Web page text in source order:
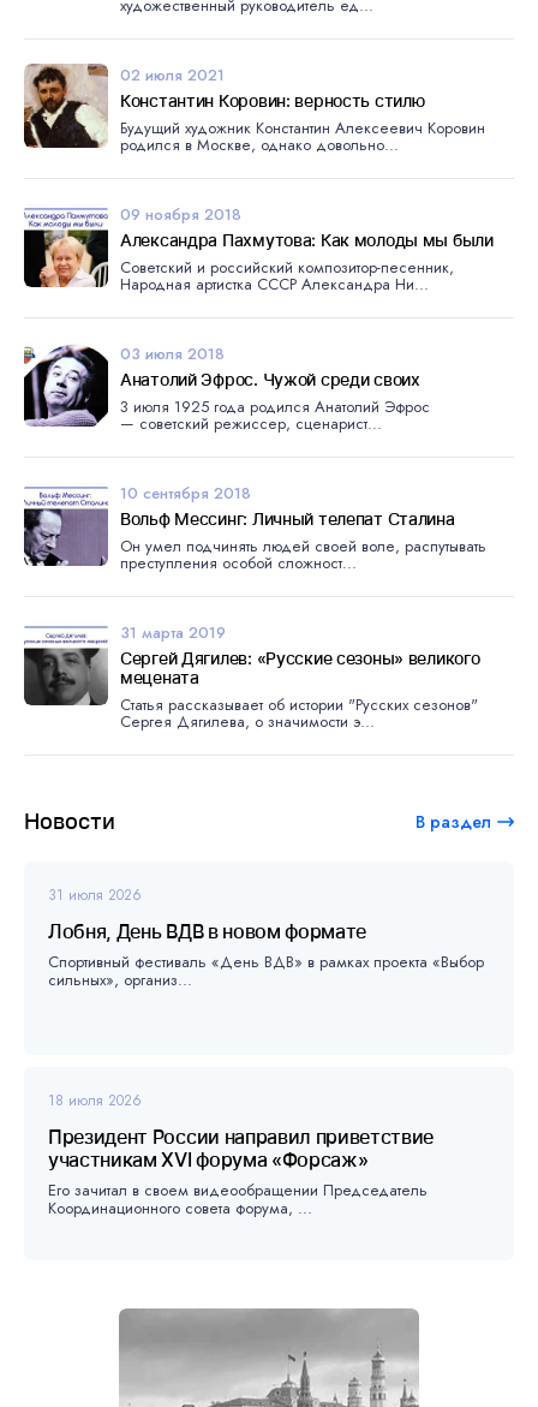
Новости В раздел
31 июля 2026
Лобня, День ВДВ в новом формате
Спортивный фестиваль «День ВДВ» в рамках проекта «Выбор
сильных», организ...
18 июля 2026
Президент России направил приветствие
участникам XVI форума «Форсаж»
Его зачитал в своем видеообращении Председатель
Координационного совета форума, ...
художественный руководитель ед...
02 июля 2021
Константин Коровин: верность стилю
Будущий художник Константин Алексеевич Коровин
родился в Москве, однако довольно...
09 ноября 2018
Александра Пахмутова: Как молоды мы были
Советский и российский композитор-песенник,
Народная артистка СССР Александра Ни...
03 июля 2018
Анатолий Эфрос. Чужой среди своих
3 июля 1925 года родился Анатолий Эфрос
— советский режиссер, сценарист...
10 сентября 2018
Вольф Мессинг: Личный телепат Сталина
Он умел подчинять людей своей воле, распутывать
преступления особой сложност...
31 марта 2019
Сергей Дягилев: «Русские сезоны» великого
мецената
Статья рассказывает об истории "Русских сезонов"
Сергея Дягилева, о значимости э...